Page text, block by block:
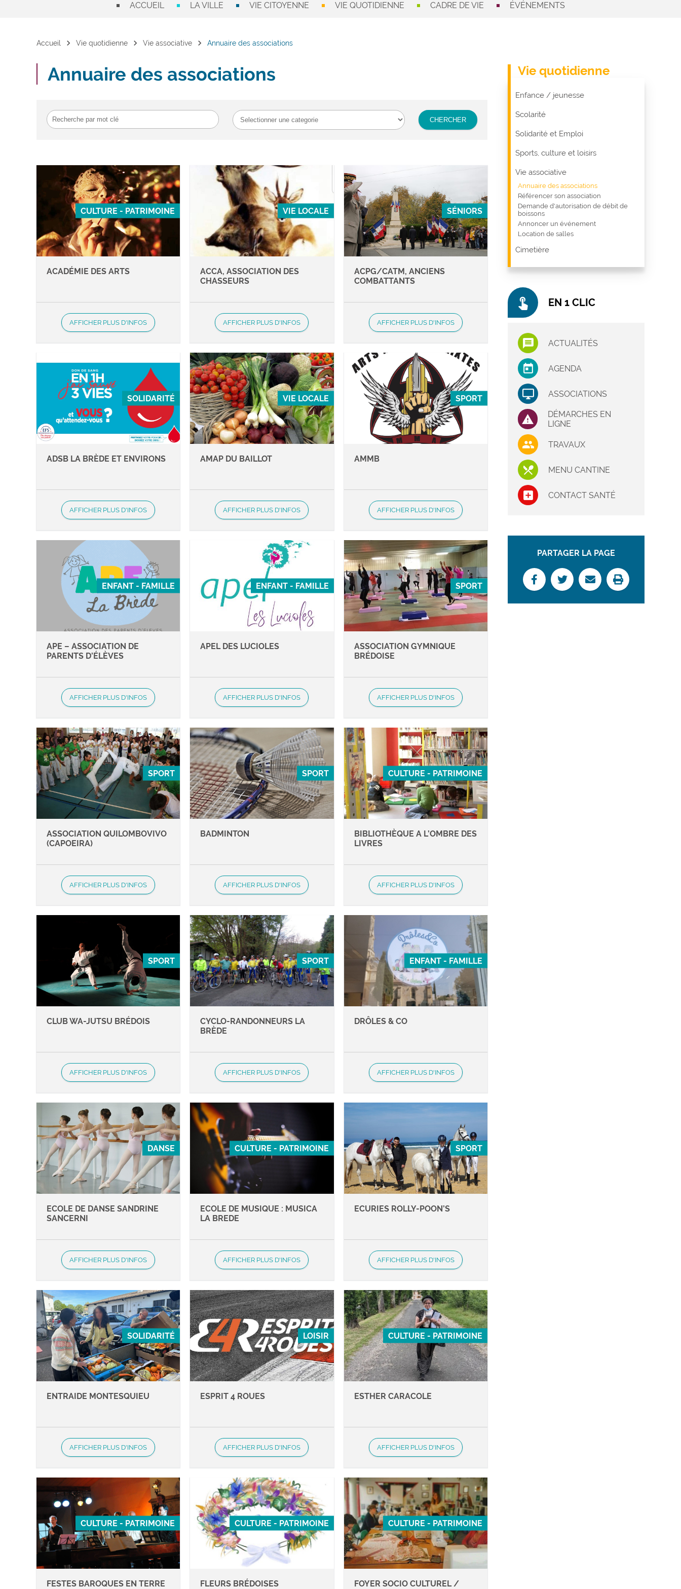
ACCUEIL LA VILLE VIE CITOYENNE VIE QUOTIDIENNE CADRE DE VIE ÉVÉNEMENTS
Accueil chevron_right Vie quotidienne chevron_right Vie associative chevron_right Annuaire des associations
Annuaire des associations
CULTURE - PATRIMOINE
ACADÉMIE DES ARTS
AFFICHER PLUS D'INFOS
VIE LOCALE
ACCA, ASSOCIATION DES
CHASSEURS
AFFICHER PLUS D'INFOS
SÉNIORS
ACPG/CATM, ANCIENS
COMBATTANTS
AFFICHER PLUS D'INFOS
SOLIDARITÉ
ADSB LA BRÈDE ET ENVIRONS
AFFICHER PLUS D'INFOS
VIE LOCALE
AMAP DU BAILLOT
AFFICHER PLUS D'INFOS
SPORT
AMMB
AFFICHER PLUS D'INFOS
ENFANT - FAMILLE
APE – ASSOCIATION DE
PARENTS D’ÉLÈVES
AFFICHER PLUS D'INFOS
ENFANT - FAMILLE
APEL DES LUCIOLES
AFFICHER PLUS D'INFOS
SPORT
ASSOCIATION GYMNIQUE
BRÉDOISE
AFFICHER PLUS D'INFOS
SPORT
ASSOCIATION QUILOMBOVIVO
(CAPOEIRA)
AFFICHER PLUS D'INFOS
SPORT
BADMINTON
AFFICHER PLUS D'INFOS
CULTURE - PATRIMOINE
BIBLIOTHÈQUE A L’OMBRE DES
LIVRES
AFFICHER PLUS D'INFOS
SPORT
CLUB WA-JUTSU BRÉDOIS
AFFICHER PLUS D'INFOS
SPORT
CYCLO-RANDONNEURS LA
BRÈDE
AFFICHER PLUS D'INFOS
ENFANT - FAMILLE
DRÔLES & CO
AFFICHER PLUS D'INFOS
DANSE
ECOLE DE DANSE SANDRINE
SANCERNI
AFFICHER PLUS D'INFOS
CULTURE - PATRIMOINE
ECOLE DE MUSIQUE : MUSICA
LA BREDE
AFFICHER PLUS D'INFOS
SPORT
ECURIES ROLLY-POON’S
AFFICHER PLUS D'INFOS
SOLIDARITÉ
ENTRAIDE MONTESQUIEU
AFFICHER PLUS D'INFOS
LOISIR
ESPRIT 4 ROUES
AFFICHER PLUS D'INFOS
CULTURE - PATRIMOINE
ESTHER CARACOLE
AFFICHER PLUS D'INFOS
CULTURE - PATRIMOINE
FESTES BAROQUES EN TERRE
CULTURE - PATRIMOINE
FLEURS BRÉDOISES
CULTURE - PATRIMOINE
FOYER SOCIO CULTUREL /
Vie quotidienne
Enfance / jeunesse
Scolarité
Solidarité et Emploi
Sports, culture et loisirs
Vie associative
Annuaire des associations
Référencer son association
Demande d'autorisation de débit de
boissons
Annoncer un événement
Location de salles
Cimetière
touch_app EN 1 CLIC
ACTUALITÉS
AGENDA
ASSOCIATIONS
DÉMARCHES EN
LIGNE
TRAVAUX
MENU CANTINE
CONTACT SANTÉ
PARTAGER LA PAGE